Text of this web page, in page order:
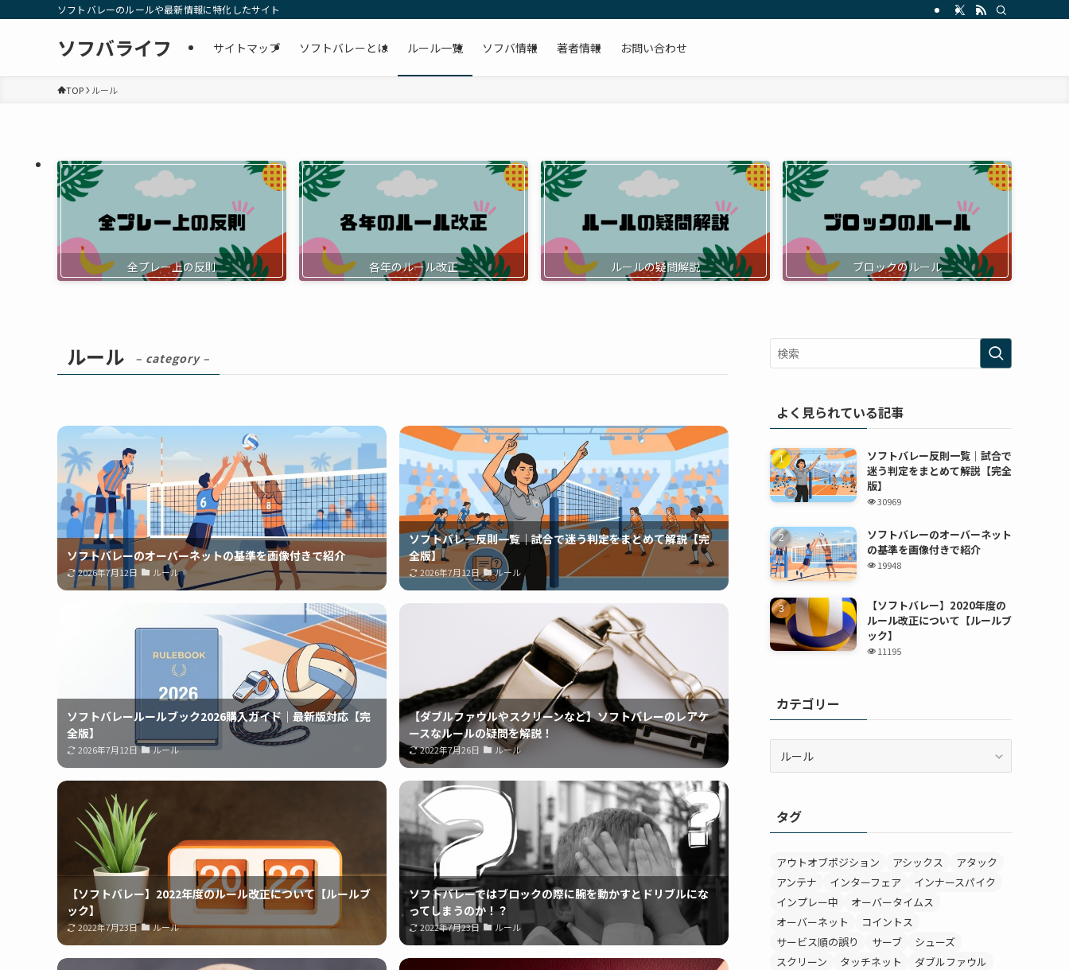
ソフトバレーのルールや最新情報に特化したサイト
ソフバライフ サイトマップ ソフトバレーとは ルール一覧 ソフバ情報 著者情報 お問い合わせ
TOP ルール
全プレー上の反則 各年のルール改正 ルールの疑問解説 ブロックのルール
ルール – category –
ソフトバレーのオーバーネットの基準を画像付きで紹介
2026年7月12日 ルール
ソフトバレー反則一覧｜試合で迷う判定をまとめて解説【完
全版】
2026年7月12日 ルール
ソフトバレールールブック2026購入ガイド｜最新版対応【完
全版】
2026年7月12日 ルール
【ダブルファウルやスクリーンなど】ソフトバレーのレアケ
ースなルールの疑問を解説！
2022年7月26日 ルール
【ソフトバレー】2022年度のルール改正について【ルールブ
ック】
2022年7月23日 ルール
ソフトバレーではブロックの際に腕を動かすとドリブルにな
ってしまうのか！？
2022年7月23日 ルール
よく見られている記事
ソフトバレー反則一覧｜試合で
迷う判定をまとめて解説【完全
版】
30969
ソフトバレーのオーバーネット
の基準を画像付きで紹介
19948
【ソフトバレー】2020年度の
ルール改正について【ルールブ
ック】
11195
カテゴリー
ータグ
アウトオブポジション アシックス
アタック
アンテナ
インターフェア
インナースパイク
インプレー中
オーバータイムス
オーバーネット
コイントス
サービス順の誤り
サーブ
シューズ
スクリーン
タッチネット
ダブルファウル